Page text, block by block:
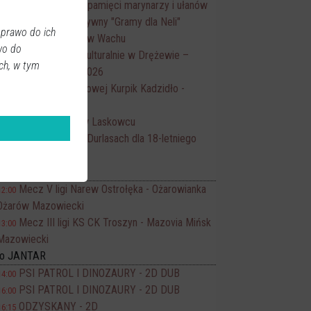
Rajd rowerowy pamięci marynarzy i ułanów
Turniej charytatywny "Gramy dla Neli"
14:00 Piknik rodzinny w Wachu
15:00 Piknik Wiejski Kulturalnie w Drężewie –
Smaki 2026
Mecz ligi okręgowej Kurpik Kadzidło -
Piknik sołecki w Laskowcu
Potańcówka w Durlasach dla 18-letniego
Mecz V ligi Narew Ostrołęka - Ożarowianka
Mazowiecki
Mecz III ligi KS CK Troszyn - Mazovia Mińsk
JANTAR
PSI PATROL I DINOZAURY - 2D DUB
PSI PATROL I DINOZAURY - 2D DUB
ODZYSKANY - 2D
do ich
do
w tym